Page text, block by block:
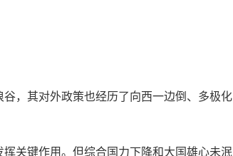
，其对外政策也经历了向西一边倒、多极化
关键作用。但综合国力下降和大国雄心未泯